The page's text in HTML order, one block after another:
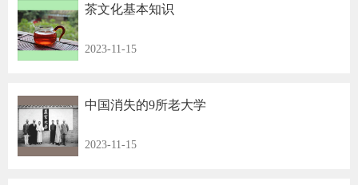
茶文化基本知识
2023-11-15
中国消失的9所老大学
2023-11-15